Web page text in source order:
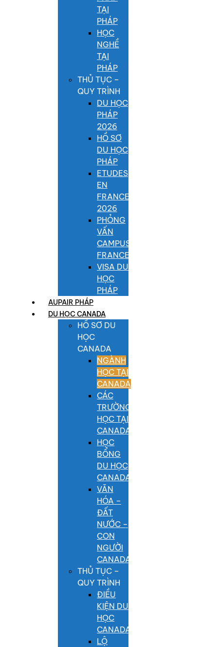
TẠI
PHÁP
HỌC
NGHỀ
TẠI
PHÁP
THỦ TỤC –
QUY TRÌNH
DU HỌC
PHÁP
2026
HỒ SƠ
DU HỌC
PHÁP
ETUDES
EN
FRANCE
2026
PHỎNG
VẤN
CAMPUS
FRANCE
VISA DU
HỌC
PHÁP
AUPAIR PHÁP
DU HỌC CANADA
HỒ SƠ DU
HỌC
CANADA
NGÀNH
HỌC TẠI
CANADA
CÁC
TRƯỜNG
HỌC TẠI
CANADA
HỌC
BỔNG
DU HỌC
CANADA
VĂN
HÓA –
ĐẤT
NƯỚC –
CON
NGƯỜI
CANADA
THỦ TỤC –
QUY TRÌNH
ĐIỀU
KIỆN DU
HỌC
CANADA
LỘ